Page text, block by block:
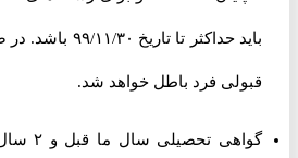
باید حداکثر تا تاریخ
قبولی فرد باطل خواهد شد.
گواهی